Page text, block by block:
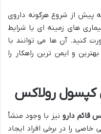
پیش از شروع هرگونه داروی
های زمینه ای یا شرایط
کنید. آن ها می توانند با
و ایمن ترین راهکار را
کپسول رولاکس
قائم دارو نیز با وجود منشأ
را در برخی افراد ایجاد